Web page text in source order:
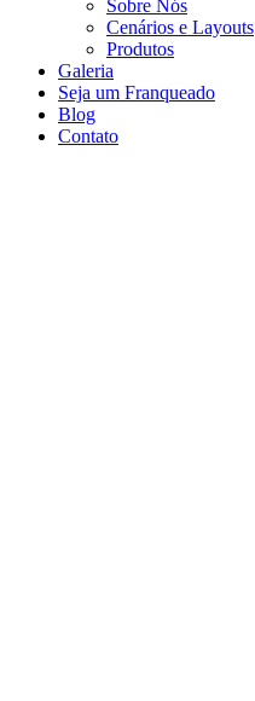
Sobre Nós
Cenários e Layouts
Produtos
Galeria
Seja um Franqueado
Blog
Contato